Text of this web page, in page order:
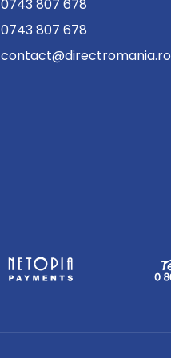
0743 807 678
0743 807 678
contact@directromania.ro